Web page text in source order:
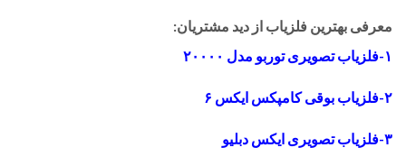
معرفی بهترین فلزیاب از دید مشتریان:
۱-فلزیاب تصویری توربو مدل ۲۰۰۰۰
۲-فلزیاب بوقی کامپکس ایکس ۶
۳-فلزیاب تصویری ایکس دبلیو